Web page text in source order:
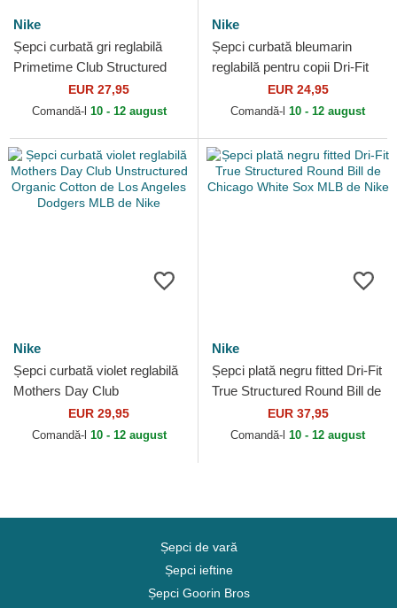
Nike
Șepci curbată gri reglabilă
Primetime Club Structured
UV Poly Ripstop de Los
Angeles Dodgers MLB...
EUR 27,95
Comandă-l 10 - 12 august
Nike
Șepci curbată bleumarin
reglabilă pentru copii Dri-Fit
Club Structured de New York
Yankees MLB de...
EUR 24,95
Comandă-l 10 - 12 august
Nike
Șepci curbată violet reglabilă
Mothers Day Club
Unstructured Organic Cotton
de Los Angeles...
EUR 29,95
Comandă-l 10 - 12 august
Nike
Șepci plată negru fitted Dri-Fit
True Structured Round Bill de
Chicago White Sox MLB de
Nike
EUR 37,95
Comandă-l 10 - 12 august
Șepci de vară
Șepci ieftine
Șepci Goorin Bros